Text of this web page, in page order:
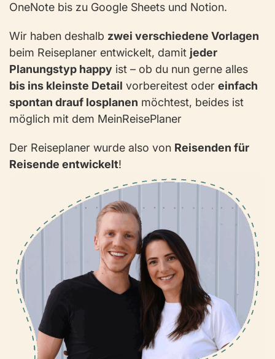
OneNote bis zu Google Sheets und Notion.
Wir haben deshalb zwei verschiedene Vorlagen
beim Reiseplaner entwickelt, damit jeder
Planungstyp happy ist – ob du nun gerne alles
bis ins kleinste Detail vorbereitest oder einfach
spontan drauf losplanen möchtest, beides ist
möglich mit dem MeinReisePlaner
Der Reiseplaner wurde also von Reisenden für
Reisende entwickelt!